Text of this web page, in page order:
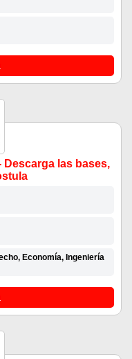
Descarga las bases,
Economía, Ingeniería